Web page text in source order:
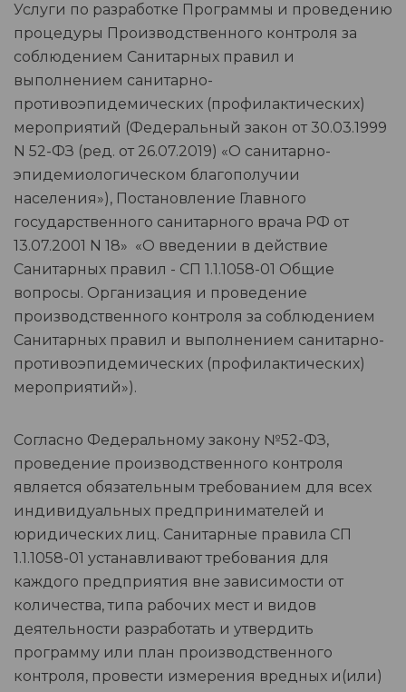
Услуги по разработке Программы и проведению
процедуры Производственного контроля за
соблюдением Санитарных правил и
выполнением санитарно-
противоэпидемических (профилактических)
мероприятий (Федеральный закон от 30.03.1999
N 52-ФЗ (ред. от 26.07.2019) «О санитарно-
эпидемиологическом благополучии
населения»), Постановление Главного
государственного санитарного врача РФ от
13.07.2001 N 18» «О введении в действие
Санитарных правил - СП 1.1.1058-01 Общие
вопросы. Организация и проведение
производственного контроля за соблюдением
Санитарных правил и выполнением санитарно-
противоэпидемических (профилактических)
мероприятий»).
Согласно Федеральному закону №52-ФЗ,
проведение производственного контроля
является обязательным требованием для всех
индивидуальных предпринимателей и
юридических лиц. Санитарные правила СП
1.1.1058-01 устанавливают требования для
каждого предприятия вне зависимости от
количества, типа рабочих мест и видов
деятельности разработать и утвердить
программу или план производственного
контроля, провести измерения вредных и(или)